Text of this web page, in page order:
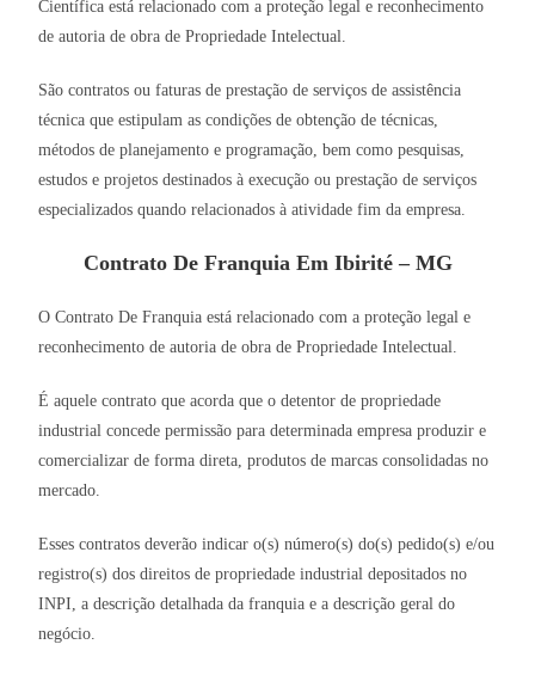
Científica está relacionado com a proteção legal e reconhecimento
de autoria de obra de Propriedade Intelectual.
São contratos ou faturas de prestação de serviços de assistência
técnica que estipulam as condições de obtenção de técnicas,
métodos de planejamento e programação, bem como pesquisas,
estudos e projetos destinados à execução ou prestação de serviços
especializados quando relacionados à atividade fim da empresa.
Contrato De Franquia Em Ibirité – MG
O Contrato De Franquia está relacionado com a proteção legal e
reconhecimento de autoria de obra de Propriedade Intelectual.
É aquele contrato que acorda que o detentor de propriedade
industrial concede permissão para determinada empresa produzir e
comercializar de forma direta, produtos de marcas consolidadas no
mercado.
Esses contratos deverão indicar o(s) número(s) do(s) pedido(s) e/ou
registro(s) dos direitos de propriedade industrial depositados no
INPI, a descrição detalhada da franquia e a descrição geral do
negócio.